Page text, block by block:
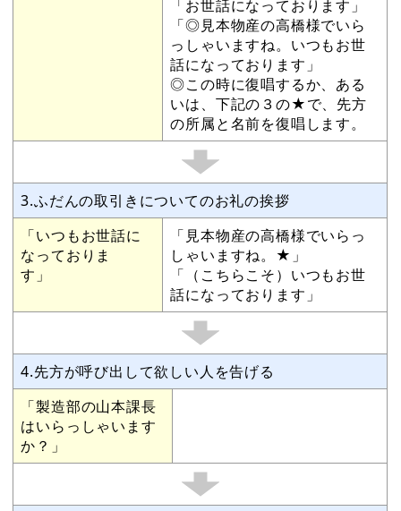
「お世話になっております」
「◎見本物産の高橋様でいら
っしゃいますね。いつもお世
話になっております」
◎この時に復唱するか、ある
いは、下記の３の★で、先方
の所属と名前を復唱します。
3.ふだんの取引きについてのお礼の挨拶
「いつもお世話に
なっておりま
す」
「見本物産の高橋様でいらっ
しゃいますね。★」
「（こちらこそ）いつもお世
話になっております」
4.先方が呼び出して欲しい人を告げる
「製造部の山本課長
はいらっしゃいます
か？」